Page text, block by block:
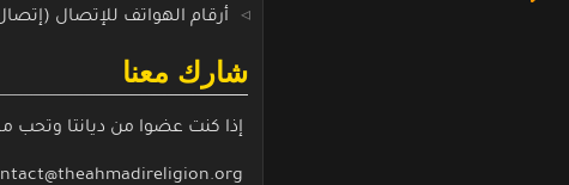
أرقام الهواتف للإتصال (إتصال مباشر
شارك معنا
إذا كنت عضوا من ديانتا وتحب